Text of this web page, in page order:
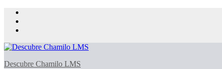
Saltar
contenido
Descubre Chamilo LMS